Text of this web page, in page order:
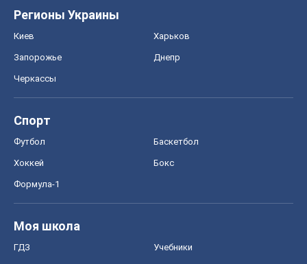
Регионы Украины
Киев Харьков
Запорожье Днепр
Черкассы
Спорт
Футбол Баскетбол
Хоккей Бокс
Формула-1
Моя школа
ГДЗ Учебники